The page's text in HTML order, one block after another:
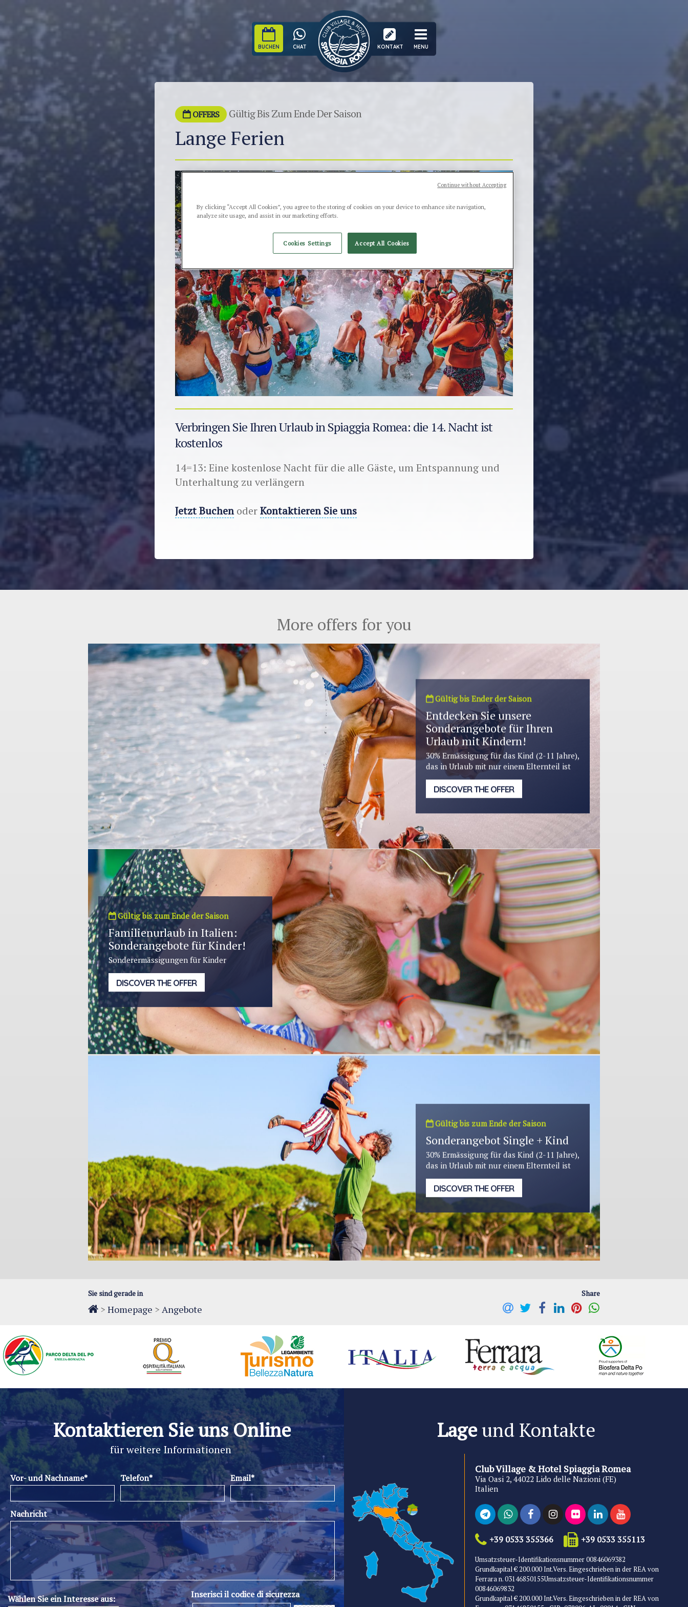
BUCHEN CHAT KONTAKT MENU
OFFERS Gültig Bis Zum Ende Der Saison
Lange Ferien
Verbringen Sie Ihren Urlaub in Spiaggia Romea: die 14. Nacht ist
kostenlos
14=13: Eine kostenlose Nacht für die alle Gäste, um Entspannung und
Unterhaltung zu verlängern
Jetzt BuchenoderKontaktieren Sie uns
More offers for you
Gültig bis Ender der Saison
Entdecken Sie unsere
Sonderangebote für Ihren
Urlaub mit Kindern!
30% Ermässigung für das Kind (2-11 Jahre),
das in Urlaub mit nur einem Elternteil ist
DISCOVER THE OFFER
Gültig bis zum Ende der Saison
Familienurlaub in Italien:
Sonderangebote für Kinder!
Sonderermässigungen für Kinder
DISCOVER THE OFFER
Gültig bis zum Ende der Saison
Sonderangebot Single + Kind
30% Ermässigung für das Kind (2-11 Jahre),
das in Urlaub mit nur einem Elternteil ist
DISCOVER THE OFFER
Sie sind gerade in
> Homepage > Angebote
Share
Kontaktieren Sie uns Online
für weitere Informationen
Vor- und Nachname* Telefon* Email*
Nachricht
Wählen Sie ein Interesse aus: Inserisci il codice di sicurezza
Lageund Kontakte
Club Village & Hotel Spiaggia Romea
Via Oasi 2, 44022 Lido delle Nazioni (FE)
Italien
+39 0533 355366 +39 0533 355113
Umsatzsteuer-Identifikationsnummer 00846069382
Grundkapital € 200.000 Int.Vers. Eingeschrieben in der REA von
Ferrara n. 03146850155Umsatzsteuer-Identifikationsnummer
00846069832
Grundkapital € 200.000 Int.Vers. Eingeschrieben in der REA von
By clicking “Accept All Cookies”, you agree to the storing of cookies on your device to enhance site navigation,
analyze site usage, and assist in our marketing efforts.
Cookies Settings Accept All Cookies
Continue without Accepting